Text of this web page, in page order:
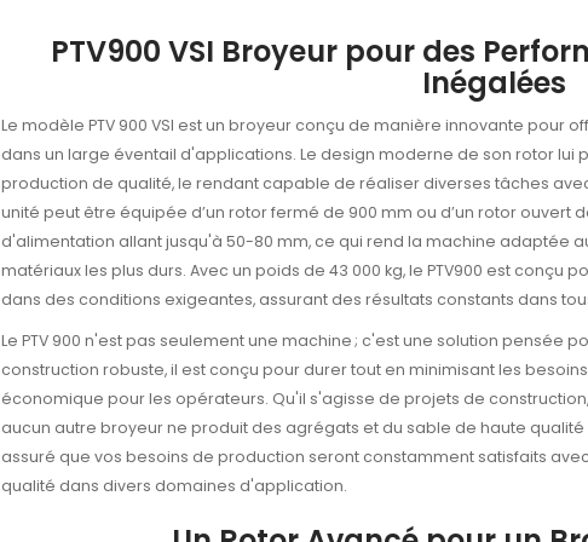
PTV900 VSI Broyeur pour des
Inégalées
Le modèle PTV 900 VSI est un broyeur conçu de manière innovante
dans un large éventail d'applications. Le design moderne de son rotor
production de qualité, le rendant capable de réaliser diverses tâches
unité peut être équipée d’un rotor fermé de 900 mm ou d’un rotor ouvert
d'alimentation allant jusqu'à 50-80 mm, ce qui rend la machine adaptée
matériaux les plus durs. Avec un poids de 43 000 kg, le PTV900 est
dans des conditions exigeantes, assurant des résultats constants dans
Le PTV 900 n'est pas seulement une machine ; c'est une solution pensée
construction robuste, il est conçu pour durer tout en minimisant les
économique pour les opérateurs. Qu'il s'agisse de projets de
aucun autre broyeur ne produit des agrégats et du sable de haute qualité
assuré que vos besoins de production seront constamment satisfaits
qualité dans divers domaines d'application.